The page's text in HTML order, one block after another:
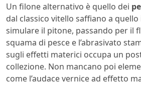
Un filone alternativo è quello dei
dal classico vitello saffiano a
simulare il pitone, passando per il
squama di pesce e l’abrasivato
sugli effetti materici occupa un
collezione. Non mancano poi
come l’audace vernice ad effetto